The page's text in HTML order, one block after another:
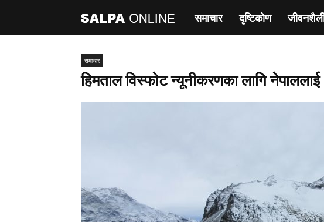
साल्पा
समाचार दृष्टिकाेण
समाचार
हिमताल विस्फोट न्यूनीकरणका लागि नेपाललाई